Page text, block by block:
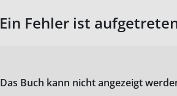
Ein Fehler ist
Das Buch kann nicht angezeigt